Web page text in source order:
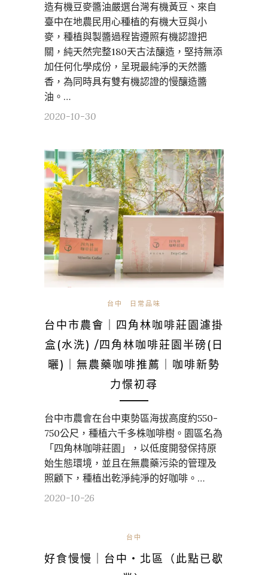
造有機豆麥醬油嚴選台灣有機黃豆、來自
臺中在地農民用心種植的有機大豆與小
麥，種植與製醬過程皆遵照有機認證把
關，純天然完整180天古法釀造，堅持無添
加任何化學成份，呈現最純淨的天然醬
香，為同時具有雙有機認證的慢釀造醬
油。…
2020-10-30
台中 日常品味
台中市農會｜四角林咖啡莊園濾掛
盒(水洗) /四角林咖啡莊園半磅(日
曬)｜無農藥咖啡推薦｜咖啡新勢
力憬初尋
台中市農會在台中東勢區海拔高度約550-
750公尺，種植六千多株咖啡樹。園區名為
「四角林咖啡莊園」，以低度開發保持原
始生態環境，並且在無農藥污染的管理及
照顧下，種植出乾淨純淨的好咖啡。…
2020-10-26
台中
好食慢慢｜台中・北區（此點已歇